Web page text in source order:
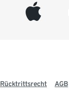
appleinc
Rücktrittsrecht AGB